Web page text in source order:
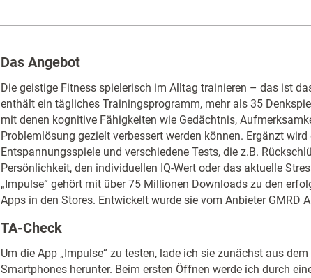
Das Angebot
Die geistige Fitness spielerisch im Alltag trainieren – das ist
enthält ein tägliches Trainingsprogramm, mehr als 35
mit denen kognitive Fähigkeiten wie Gedächtnis,
Problemlösung gezielt verbessert werden können. Ergänzt
Entspannungsspiele und verschiedene Tests, die z.B.
Persönlichkeit, den individuellen IQ-Wert oder das aktuelle
„Impulse“ gehört mit über 75 Millionen Downloads zu den
Apps in den Stores. Entwickelt wurde sie vom Anbieter GMRD
TA-Check
Um die App „Impulse“ zu testen, lade ich sie zunächst aus
Smartphones herunter. Beim ersten Öffnen werde ich durch